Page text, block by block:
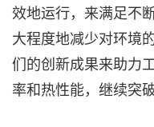
效地运行，来满足不
大程度地减少对环境
们的创新成果来助力
率和热性能，继续突